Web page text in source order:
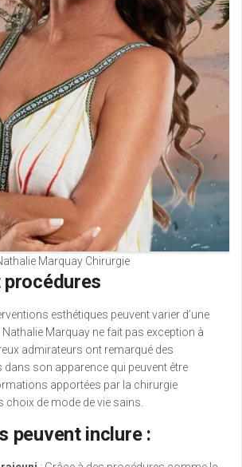
Marquay Chirurgie
esthétiques peuvent varier d’une
Nathalie Marquay ne fait pas exception à
admirateurs ont remarqué des
son apparence qui peuvent être
apportées par la chirurgie
choix de mode de vie sains.
peuvent inclure :